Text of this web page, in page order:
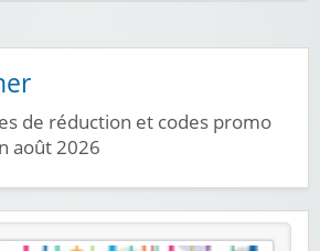
de réduction et codes promo
août 2026